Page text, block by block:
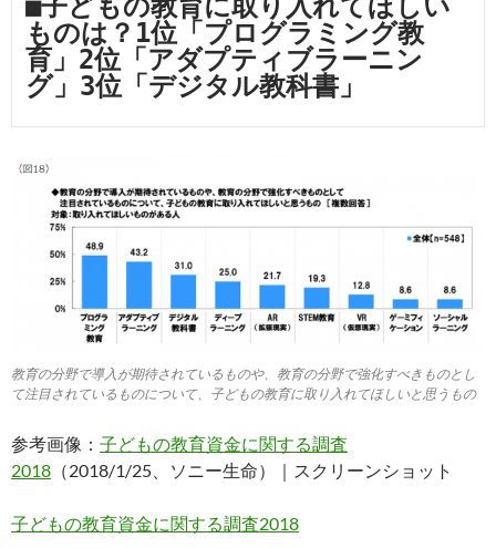
ものは？1位「プログラミング教
育」2位「アダプティブラーニン
グ」3位「デジタル教科書」
教育の分野で導入が期待されているものや、教育の分野で強化すべきものとし
て注目されているものについて、子どもの教育に取り入れてほしいと思うもの
参考画像： 子どもの教育資金に関する調査
2018 （2018/1/25、ソニー生命）｜スクリーンショット
子どもの教育資金に関する調査2018